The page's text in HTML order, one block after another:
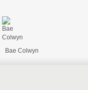
Bae Colwyn